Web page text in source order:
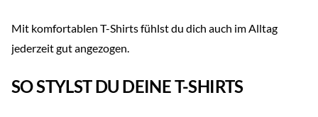
Mit komfortablen T-Shirts fühlst du dich auch im Alltag
jederzeit gut angezogen.
SO STYLST DU DEINE T-SHIRTS